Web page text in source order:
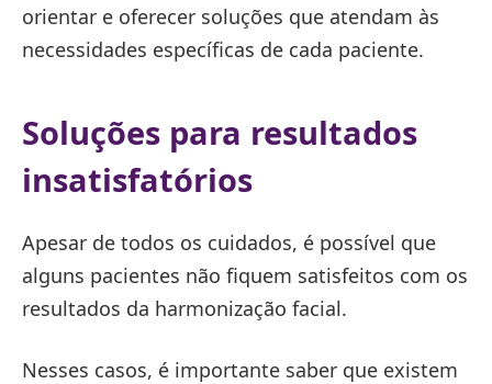
orientar e oferecer soluções que atendam às
necessidades específicas de cada paciente.
Soluções para resultados
insatisfatórios
Apesar de todos os cuidados, é possível que
alguns pacientes não fiquem satisfeitos com os
resultados da harmonização facial.
Nesses casos, é importante saber que existem